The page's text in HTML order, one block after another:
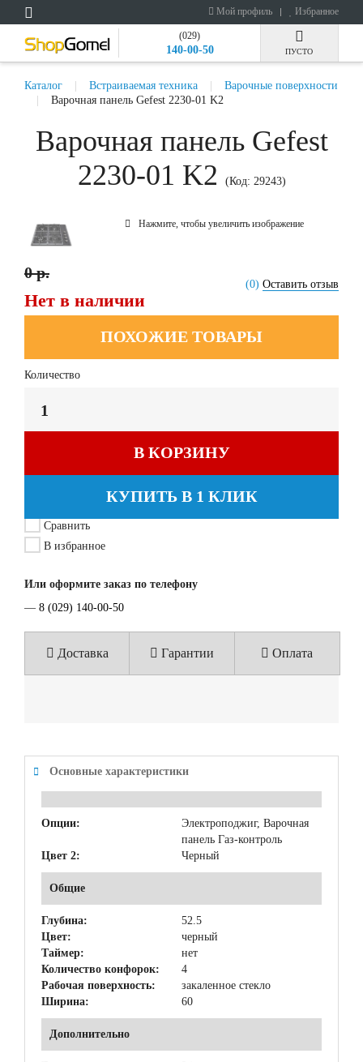
Мой профиль Избранное
(029)
140-00-50 ПУСТО
Каталог Встраиваемая техника
Варочные поверхности
Варочная панель Gefest 2230-01 K2
Варочная панель Gefest
2230-01 K2
(Код: 29243)
Нажмите, чтобы увеличить изображение
(0) Оставить отзыв
0 р.
Нет в наличии
ПОХОЖИЕ ТОВАРЫ
Количество
В КОРЗИНУ
КУПИТЬ В 1 КЛИК
Сравнить
В избранное
Или оформите заказ по телефону
— 8 (029) 140-00-50
Доставка Гарантии Оплата
Основные характеристики
Опции:
Электроподжиг, Варочная
панель Газ-контроль
Цвет 2:
Черный
Общие
Глубина:
52.5
Цвет:
черный
Таймер:
нет
Количество конфорок:
4
Рабочая поверхность:
закаленное стекло
Ширина:
60
Дополнительно